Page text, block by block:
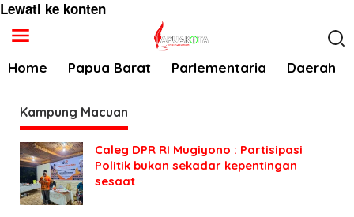
Lewati ke konten
Home Papua Barat Parlementaria Daerah
Kampung Macuan
Caleg DPR RI Mugiyono : Partisipasi
Politik bukan sekadar kepentingan
sesaat